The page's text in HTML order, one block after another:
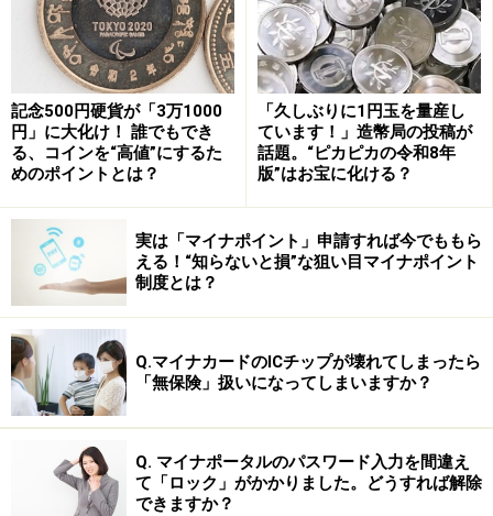
記念500円硬貨が「3万1000
円」に大化け！ 誰でもでき
る、コインを“高値”にするた
めのポイントとは？
「久しぶりに1円玉を量産し
ています！」造幣局の投稿が
話題。“ピカピカの令和8年
版”はお宝に化ける？
実は「マイナポイント」申請すれば今でももら
える！“知らないと損”な狙い目マイナポイント
制度とは？
Q.マイナカードのICチップが壊れてしまったら
「無保険」扱いになってしまいますか？
Q. マイナポータルのパスワード入力を間違え
て「ロック」がかかりました。どうすれば解除
できますか？